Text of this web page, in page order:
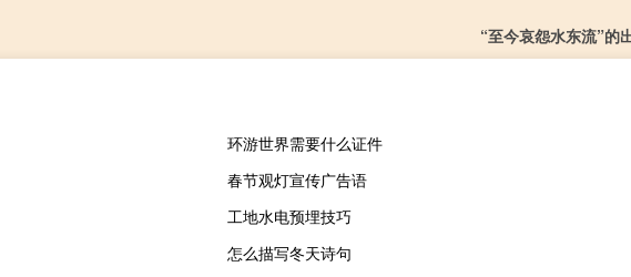
“至今哀怨水东流”的
环游世界需要什么证件
春节观灯宣传广告语
工地水电预埋技巧
怎么描写冬天诗句